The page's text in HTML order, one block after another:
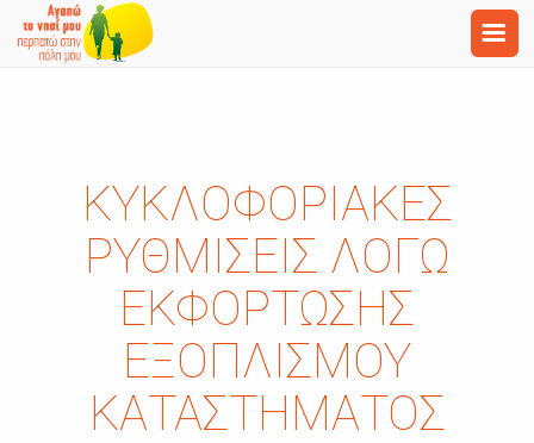
ΚΥΚΛΟΦΟΡΙΑΚΈΣ
ΡΥΘΜΊΣΕΙΣ ΛΌΓΩ
ΕΚΦΌΡΤΩΣΗΣ
ΕΞΟΠΛΙΣΜΟΎ
ΚΑΤΑΣΤΉΜΑΤΟΣ